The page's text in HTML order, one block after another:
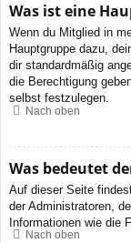
Was ist eine
Wenn du Mitglied in
Hauptgruppe dazu,
dir standardmäßig
die Berechtigung
selbst festzulegen.
Nach oben
Was bedeutet
Auf dieser Seite
der Administratoren,
Informationen wie die
Nach oben